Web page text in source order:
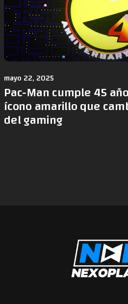
mayo 22, 2025
Pac-Man cumple 45
ícono amarillo que
del gaming